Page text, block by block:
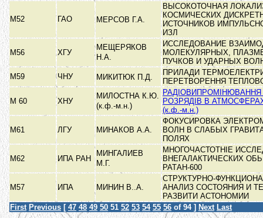
М52 ГАО МЕРСОВ Г.А.
ВЫСОКОТОЧНАЯ
КОСМИЧЕСКИХ
ИСТОЧНИКОВ
ИЗЛ
М56 ХГУ
МЕЩЕРЯКОВ
Н.А.
ИССЛЕДОВАНИЕ
МОЛЕКУЛЯРНЫХ,
ПУЧКОВ И УДАРНЫХ
М59
ЧНУ МИКИТЮК П.Д.
ПРИЛАДИ
ПЕРЕТВОРЕННЯ
М 60 ХНУ
МИЛОСТНА К.Ю.
(к.ф.-м.н.)
РОЗРЯДІВ В
(к.ф.-м.н.)
М61 ЛГУ МИНАКОВ А.А.
ФОКУСИРОВКА
ВОЛН В СЛАБЫХ
ПОЛЯХ
М62 ИПА РАН
МИНГАЛИЕВ
М.Г.
МНОГОЧАСТОТНІЕ
ВНЕГАЛАКТИЧЕСКИХ
РАТАН-600
М57 ИПА МИНИН В..А.
СТРУКТУРНО-
АНАЛИЗ СОСТОЯНИЯ И
РАЗВИТИ АСТОНОМИИ
First Previous [ 47 48 49 50 51 52 53 54 55 56 of 94 ] Next Last